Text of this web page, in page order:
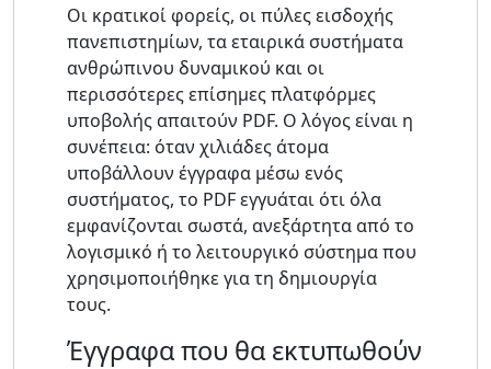
Οι κρατικοί φορείς, οι πύλες εισδοχής
πανεπιστημίων, τα εταιρικά συστήματα
ανθρώπινου δυναμικού και οι
περισσότερες επίσημες πλατφόρμες
υποβολής απαιτούν PDF. Ο λόγος είναι η
συνέπεια: όταν χιλιάδες άτομα
υποβάλλουν έγγραφα μέσω ενός
συστήματος, το PDF εγγυάται ότι όλα
εμφανίζονται σωστά, ανεξάρτητα από το
λογισμικό ή το λειτουργικό σύστημα που
χρησιμοποιήθηκε για τη δημιουργία
τους.
Έγγραφα που θα εκτυπωθούν